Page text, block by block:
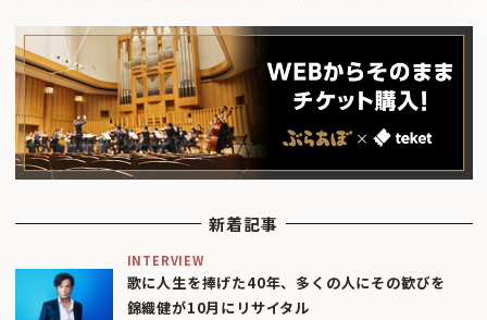
新着記事
INTERVIEW
歌に人生を捧げた40年、多くの人にその歓びを
錦織健が10月にリサイタル